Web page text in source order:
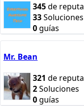
345de
33Soluciones
0guías
Mr. Bean
321 de
2Soluciones
0guías